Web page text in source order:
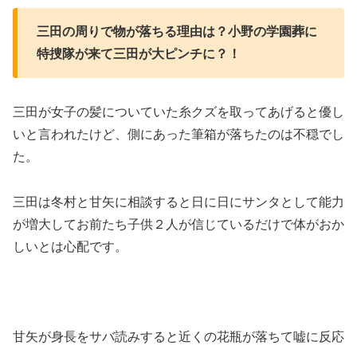
三田の周りで物が落ちる理由は？小野の学園葬に
特捜隊が来て三田が大ピンチに？！
三田が女子の髪についていた糸クズを取ってあげると優し
いと言われたけど、側にあった筆箱が落ちたのは不穏でし
た。
三田は冬村と甘矢に相談すると日に日にサンタとして能力
が増大してお前たち子供２人が信じているだけで体がおか
しいとは心配です。
甘矢が身長をサバ読みすると近くの花瓶が落ちて嘘に反応